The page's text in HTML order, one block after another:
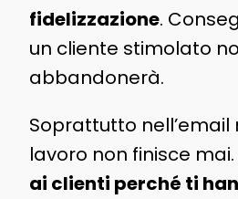
fidelizzazione.
un cliente stimolato
abbandonerà.
Soprattutto nell’email
lavoro non finisce mai.
ai clienti perché ti